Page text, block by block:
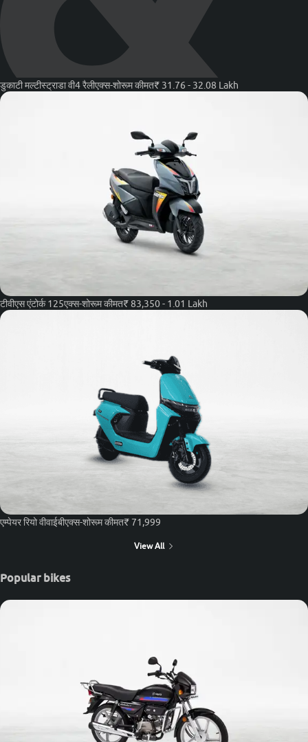
डुकाटी मल्टीस्ट्राडा वी4 रैलीएक्स-शोरूम कीमत₹ 31.76 - 32.08 Lakh
टीवीएस एंटोर्क 125एक्स-शोरूम कीमत₹ 83,350 - 1.01 Lakh
एम्पेयर रियो वीवाईबीएक्स-शोरूम कीमत₹ 71,999
View All
Popular bikes